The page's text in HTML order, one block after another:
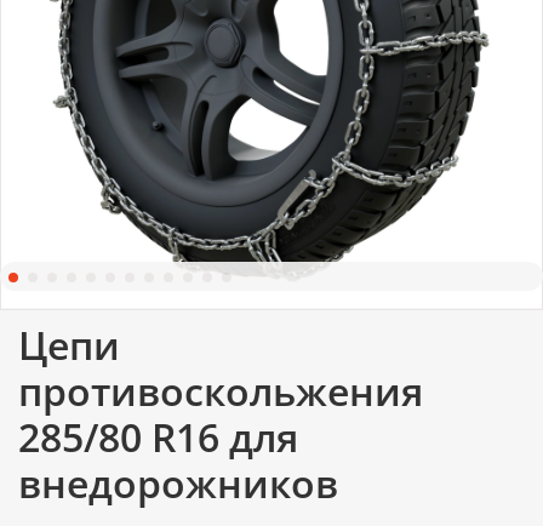
Цепи
противоскольжения
285/80 R16 для
внедорожников